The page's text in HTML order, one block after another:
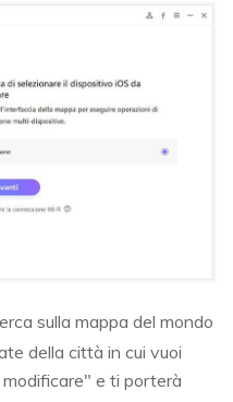
sulla mappa del mondo
della città in cui vuoi
e ti porterà